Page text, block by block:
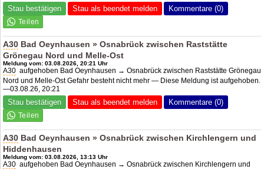
Stau bestätigen Stau als beendet melden Kommentare (0)
A30 Bad Oeynhausen » Osnabrück zwischen Raststätte
Grönegau Nord und Melle-Ost
Meldung vom: 03.08.2026, 20:21 Uhr
A30 aufgehoben Bad Oeynhausen → Osnabrück zwischen Raststätte Grönegau
Nord und Melle-Ost Gefahr besteht nicht mehr — Diese Meldung ist aufgehoben.
—03.08.26, 20:21
Stau bestätigen Stau als beendet melden Kommentare (0)
A30 Bad Oeynhausen » Osnabrück zwischen Kirchlengern und
Hiddenhausen
Meldung vom: 03.08.2026, 13:13 Uhr
A30 aufgehoben Bad Oeynhausen → Osnabrück zwischen Kirchlengern und